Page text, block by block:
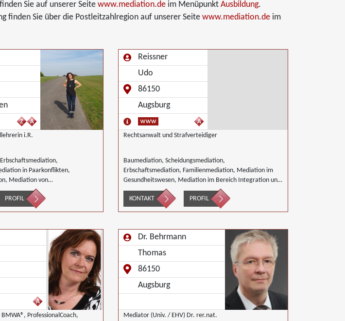
Sie auf unserer Seite www.mediation.de im Menüpunkt Ausbildung.
finden Sie über die Postleitzahlregion auf unserer Seite www.mediation.de im
i.R.
in Paarkonflikten,
Mediation von
im öffentlichen Bereich,
Schulmediation
PROFIL
Reissner
Udo
86150
Augsburg
Rechtsanwalt und Strafverteidiger
Baumediation, Scheidungsmediation,
Erbschaftsmediation, Familienmediation, Mediation im
Gesundheitswesen, Mediation im Bereich Integration und
Inklusion, Innerbetriebliche Mediation, Interkulturelle
Mediation, Mediation im Versicherungsbereich, Mediation
in der Kreditwirtschaft, Mediation von
Gesellschafterkonflikten, Mediation im öffentlichen
Bereich, Mediation bei Team- und Gruppenkonflikten,
Mediation von Unternehmensnachfolgen, Mediation in
der Wohnungswirtschaft, Nachbarschaftsmediation,
Schulmediation, Täter/Opfer Ausgleich,
Umweltmediation, Wirtschaftsmediation
KONTAKT PROFIL
ProfessionalCoach,
Dr. Behrmann
Thomas
86150
Augsburg
Mediator (Univ. / EHV) Dr. rer.nat.